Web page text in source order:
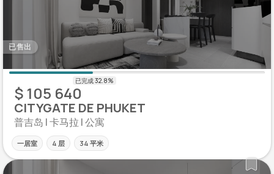
已售出
$ 105 640
CITYGATE DE PHUKET
普吉岛 | 卡马拉 | 公寓
一居室 4 层 34 平米